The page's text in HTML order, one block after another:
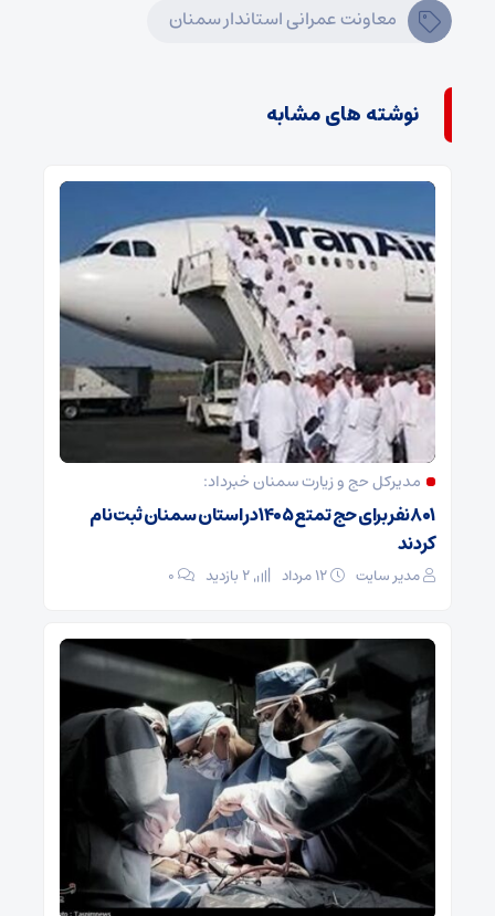
معاونت عمرانی استاندار سمنان
نوشته های مشابه
مدیرکل حج و زیارت ‌سمنان خبرداد:
۸۰۱ نفر برای حج تمتع ۱۴۰۵ در استان سمنان ثبت نام
کردند
مدیر سایت ۰